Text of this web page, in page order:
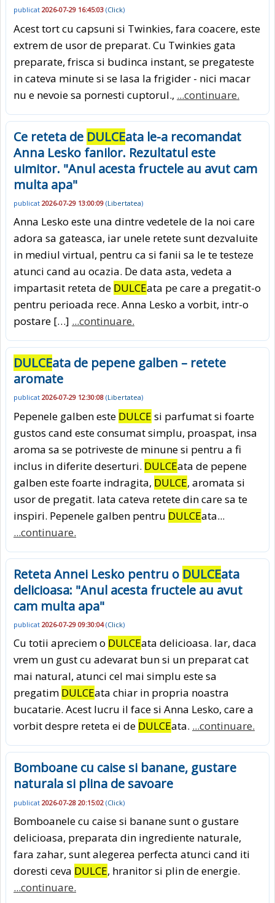
publicat 2026-07-29 16:45:03 (Click)
Acest tort cu capsuni si Twinkies, fara coacere, este
extrem de usor de preparat. Cu Twinkies gata
preparate, frisca si budinca instant, se pregateste
in cateva minute si se lasa la frigider - nici macar
nu e nevoie sa pornesti cuptorul., ...continuare.
Ce reteta de DULCEata le-a recomandat
Anna Lesko fanilor. Rezultatul este
uimitor. "Anul acesta fructele au avut cam
multa apa"
publicat 2026-07-29 13:00:09 (Libertatea)
Anna Lesko este una dintre vedetele de la noi care
adora sa gateasca, iar unele retete sunt dezvaluite
in mediul virtual, pentru ca si fanii sa le te testeze
atunci cand au ocazia. De data asta, vedeta a
impartasit reteta de DULCEata pe care a pregatit-o
pentru perioada rece. Anna Lesko a vorbit, intr-o
postare […] ...continuare.
DULCEata de pepene galben – retete
aromate
publicat 2026-07-29 12:30:08 (Libertatea)
Pepenele galben este DULCE si parfumat si foarte
gustos cand este consumat simplu, proaspat, insa
aroma sa se potriveste de minune si pentru a fi
inclus in diferite deserturi. DULCEata de pepene
galben este foarte indragita, DULCE, aromata si
usor de pregatit. Iata cateva retete din care sa te
inspiri. Pepenele galben pentru DULCEata...
...continuare.
Reteta Annei Lesko pentru o DULCEata
delicioasa: "Anul acesta fructele au avut
cam multa apa"
publicat 2026-07-29 09:30:04(Click)
Cu totii apreciem o DULCEata delicioasa. Iar, daca
vrem un gust cu adevarat bun si un preparat cat
mai natural, atunci cel mai simplu este sa
pregatim DULCEata chiar in propria noastra
bucatarie. Acest lucru il face si Anna Lesko, care a
vorbit despre reteta ei de DULCEata. ...continuare.
Bomboane cu caise si banane, gustare
naturala si plina de savoare
publicat 2026-07-28 20:15:02 (Click)
Bomboanele cu caise si banane sunt o gustare
delicioasa, preparata din ingrediente naturale,
fara zahar, sunt alegerea perfecta atunci cand iti
doresti ceva DULCE, hranitor si plin de energie.
...continuare.